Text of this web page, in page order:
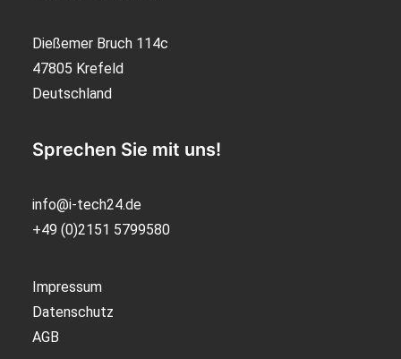
Dießemer Bruch 114c
47805 Krefeld
Deutschland
Sprechen Sie mit uns!
info@i-tech24.de
+49 (0)2151 5799580
Impressum
Datenschutz
AGB